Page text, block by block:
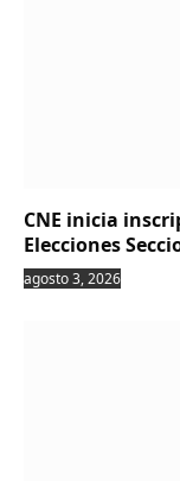
CNE inicia
Elecciones
agosto 3, 2026